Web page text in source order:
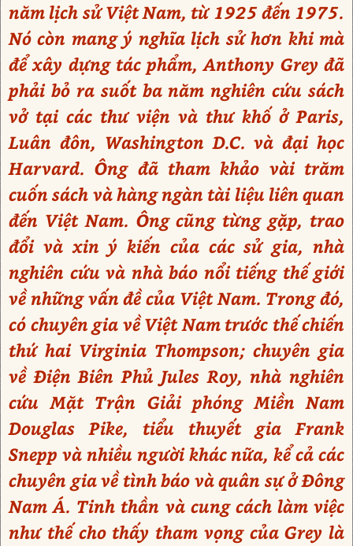
năm lịch sử Việt Nam, từ 1925 đến 1975.
Nó còn mang ý nghĩa lịch sử hơn khi mà
để xây dựng tác phẩm, Anthony Grey đã
phải bỏ ra suốt ba năm nghiên cứu sách
vở tại các thư viện và thư khố ở Paris,
Luân đôn, Washington D.C. và đại học
Harvard. Ông đã tham khảo vài trăm
cuốn sách và hàng ngàn tài liệu liên quan
đến Việt Nam. Ông cũng từng gặp, trao
đổi và xin ý kiến của các sử gia, nhà
nghiên cứu và nhà báo nổi tiếng thế giới
về những vấn đề của Việt Nam. Trong đó,
có chuyên gia về Việt Nam trước thế chiến
thứ hai Virginia Thompson; chuyên gia
về Điện Biên Phủ Jules Roy, nhà nghiên
cứu Mặt Trận Giải phóng Miền Nam
Douglas Pike, tiểu thuyết gia Frank
Snepp và nhiều người khác nữa, kể cả các
chuyên gia về tình báo và quân sự ở Đông
Nam Á. Tinh thần và cung cách làm việc
như thế cho thấy tham vọng của Grey là